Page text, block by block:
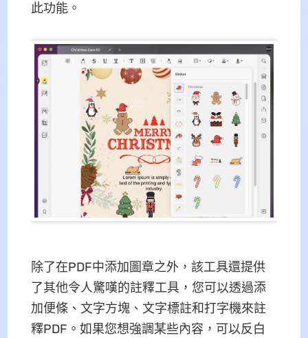
此功能。
除了在PDF中添加圖章之外，該工具還提供
了其他令人驚嘆的註釋工具，您可以透過添
加便條、文字方塊、文字標註和打字機來註
釋PDF。如果您想強調某些內容，可以反白